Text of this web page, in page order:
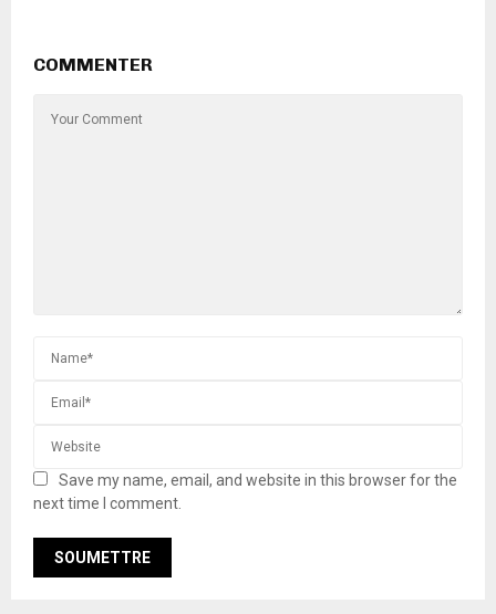
COMMENTER
Save my name, email, and website in this browser for the
next time I comment.